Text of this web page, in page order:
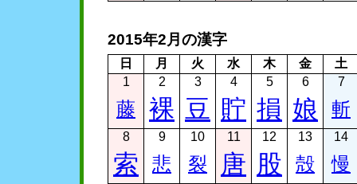
2015年2月の漢字
日 月 火 水 木 金
土
1
藤
2
裸
3
豆
4
貯
5
損
6
娘
7
斬
8
索
9
悲
10
裂
11
唐
12
股
13
殻
14
慢